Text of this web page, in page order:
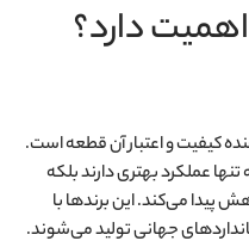
اهمیت دارد؟
کیفیت و اعتبار آن قطعه است.
عملکرد بهتری دارند بلکه
پیدا می‌کند. این برندها با
جهانی تولید می‌شوند.